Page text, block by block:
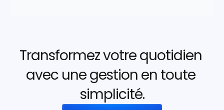
Transformez votre quotidien
avec une gestion en toute
simplicité.